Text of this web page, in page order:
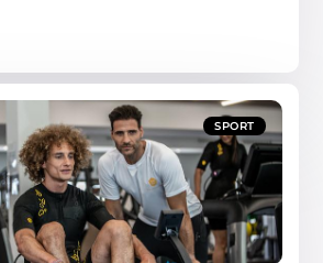
SPORT